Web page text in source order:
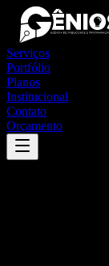
Serviços
Portfólio
Planos
Institucional
Contato
Orçamento